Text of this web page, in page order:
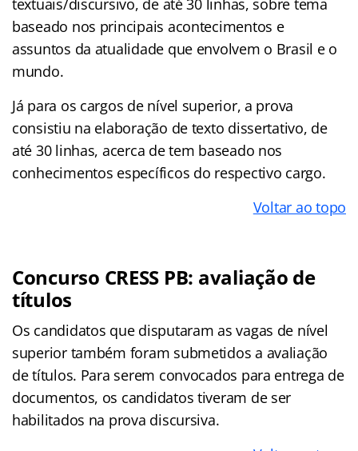
textuais/discursivo, de até 30 linhas, sobre tema
baseado nos principais acontecimentos e
assuntos da atualidade que envolvem o Brasil e o
mundo.
Já para os cargos de nível superior, a prova
consistiu na elaboração de texto dissertativo, de
até 30 linhas, acerca de tem baseado nos
conhecimentos específicos do respectivo cargo.
Voltar ao topo
Concurso CRESS PB: avaliação de
títulos
Os candidatos que disputaram as vagas de nível
superior também foram submetidos a avaliação
de títulos. Para serem convocados para entrega de
documentos, os candidatos tiveram de ser
habilitados na prova discursiva.